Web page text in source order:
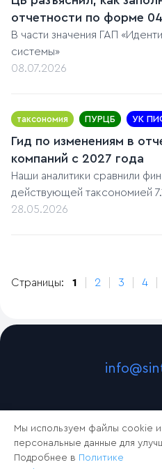
отчетности по форме
В части значения ГАП
системы»
08.07.2026
таксономия ПУРЦБ УК
Гид по изменениям в
компаний с 2027 года
Наши аналитики сравнили
действующей таксономией
28.05.2026
Страницы: 1 2 3 4
Мы используем файлы cookie
персональные данные для
Подробнее в Политике